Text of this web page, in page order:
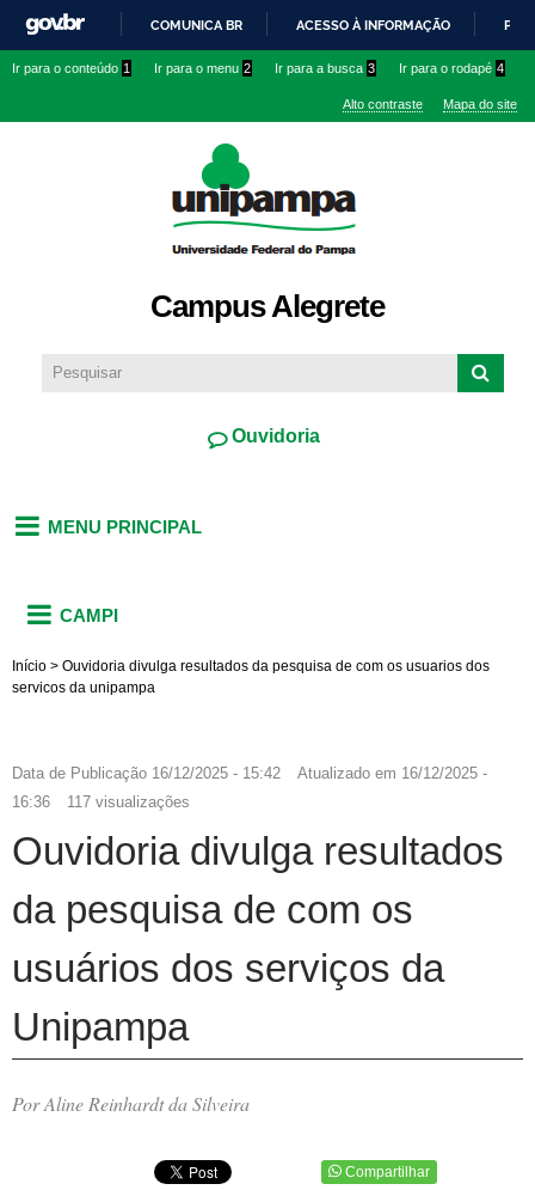
conteúdo
IR
O
COMUNICA BR ACESSO À INFORMAÇÃO
Ir para o conteúdo 1 Ir para o menu 2 Ir para a busca 3 Ir para o rodapé 4
Alto contraste Mapa do site
Campus Alegrete
Ouvidoria
MENU PRINCIPAL
CAMPI
Início > Ouvidoria divulga resultados da pesquisa de com os usuarios dos
servicos da unipampa
Data de Publicação 16/12/2025 - 15:42 Atualizado em 16/12/2025 -
16:36
117 visualizações
Ouvidoria divulga resultados
da pesquisa de com os
usuários dos serviços da
Unipampa
Por Aline Reinhardt da Silveira
Compartilhar